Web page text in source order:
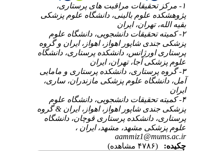
۱- مرکز تحقیقات مراقبت های پرستاری،
پژوهشکده علوم بالینی، دانشگاه علوم پزشکی
بقیه الله، تهران، ایران
۲- کمیته تحقیقات دانشجویی، دانشگاه علوم
پزشکی جندی شاپور اهواز، اهواز، ایران و گروه
پرستاری اورژانس، دانشکده پرستاری، دانشگاه
علوم پزشکی آجا، تهران، ایران
۳- گروه پرستاری، دانشکده پرستاری و مامایی
آمل، دانشگاه علوم پزشکی مازندران، ساری،
ایران
۴- کمیته تحقیقات دانشجویی، دانشگاه علوم
پزشکی جندی شاپور اهواز، اهواز، ایران & گروه
پرستاری، دانشکده پرستاری قوچان، دانشگاه
علوم پزشکی مشهد، مشهد، ایران ،
aammiz1@mums.ac.ir
چکیده:
(۴۷۸۶ مشاهده)